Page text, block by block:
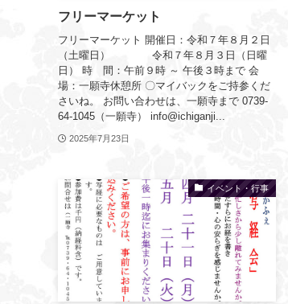
フリーマーケット
フリーマーケット 開催日：令和７年８月２日
（土曜日） 令和７年８月３日（日曜
日） 時 間：午前９時 ～ 午後３時まで 会
場：一願寺休憩所 〇マイバックをご持参くだ
さいね。 お問い合わせは、一願寺まで 0739-
64-1045（一願寺） info@ichiganji...
2025年7月23日
イベント・行事